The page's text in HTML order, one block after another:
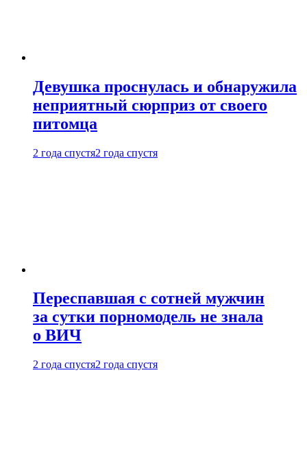
Девушка проснулась и обнаружила
неприятный сюрприз от своего
питомца
2 года спустя2 года спустя
Переспавшая с сотней мужчин
за сутки порномодель не знала
о ВИЧ
2 года спустя2 года спустя